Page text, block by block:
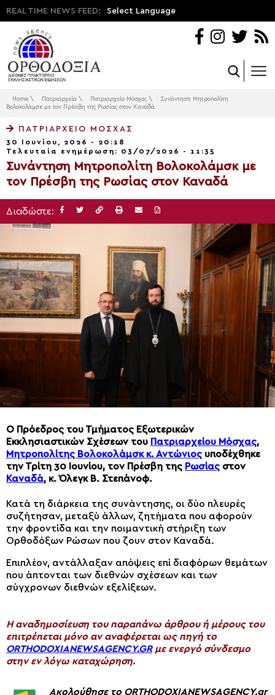
REAL TIME NEWS FEED: Select Language
Home \ Πατριαρχεία \ Πατριαρχείο Μόσχας \
Συνάντηση Μητροπολίτη
Βολοκολάμσκ με τον Πρέσβη της Ρωσίας στον Καναδά
ΠΑΤΡΙΑΡΧΕΊΟ ΜΌΣΧΑΣ
30 Ιουνίου, 2026 - 20:18
Τελευταία ενημέρωση: 03/07/2026 - 11:35
Συνάντηση Μητροπολίτη Βολοκολάμσκ με
τον Πρέσβη της Ρωσίας στον Καναδά
Διαδώστε:
Ο Πρόεδρος του Τμήματος Εξωτερικών
Εκκλησιαστικών Σχέσεων του Πατριαρχείου Μόσχας,
Μητροπολίτης Βολοκολάμσκ κ. Αντώνιος υποδέχθηκε
την Τρίτη 30 Ιουνίου, τον Πρέσβη της Ρωσίας στον
Καναδά, κ. Όλεγκ Β. Στεπάνοφ.
Κατά τη διάρκεια της συνάντησης, οι δύο πλευρές
συζήτησαν, μεταξύ άλλων, ζητήματα που αφορούν
την φροντίδα και την ποιμαντική στήριξη των
Ορθοδόξων Ρώσων που ζουν στον Καναδά.
Επιπλέον, αντάλλαξαν απόψεις επί διαφόρων θεμάτων
που άπτονται των διεθνών σχέσεων και των
σύγχρονων διεθνών εξελίξεων.
H αναδημοσίευση του παραπάνω άρθρου ή μέρους του
επιτρέπεται μόνο αν αναφέρεται ως πηγή το
ORTHODOXIANEWSAGENCY.GRμε ενεργό σύνδεσμο
στην εν λόγω καταχώρηση.
Ακολούθησε το ORTHODOXIANEWSAGENCY.gr